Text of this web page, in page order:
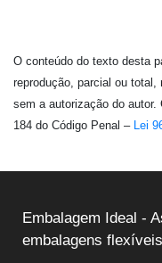
O conteúdo do texto desta
reprodução, parcial ou
sem a autorização do
184 do Código Penal – Lei
Embalagem Ideal -
embalagens flexíveis